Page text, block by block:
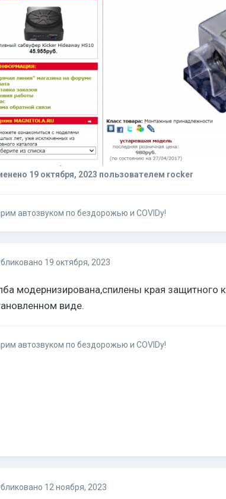
19 октября, 2023 пользователем rocker
автозвуком по бездорожью и COVIDу!
19 октября, 2023
модернизирована,спилены края защитного
виде.
автозвуком по бездорожью и COVIDу!
12 ноября, 2023